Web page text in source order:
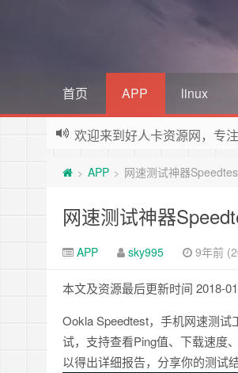
首页 APP linux
欢迎来到好人卡资源网，专
> APP > 网速测试神器
网速测试神器
APP sky995 9年前
本文及资源最后更新时间 2018-
Ookla Speedtest，手机网速测
试，支持查看Ping值、下载速度
以得出详细报告，分享你的测试